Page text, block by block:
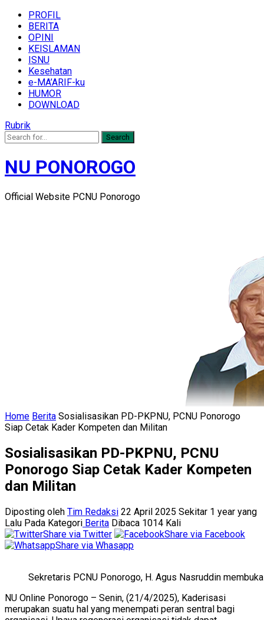
PROFIL
BERITA
OPINI
KEISLAMAN
ISNU
Kesehatan
e-MA’ARIF-ku
HUMOR
DOWNLOAD
Rubrik
Search
NU PONOROGO
Official Website PCNU Ponorogo
Home Berita Sosialisasikan PD-PKPNU, PCNU Ponorogo
Siap Cetak Kader Kompeten dan Militan
Sosialisasikan PD-PKPNU, PCNU
Ponorogo Siap Cetak Kader Kompeten
dan Militan
Diposting oleh Tim Redaksi 22 April 2025 Sekitar 1 year yang
Lalu Pada Kategori Berita Dibaca 1014 Kali
Share via Twitter
Share via Facebook
Share via Whasapp
Sekretaris PCNU Ponorogo, H. Agus Nasruddin
NU Online Ponorogo – Senin, (21/4/2025), Kaderisasi
merupakan suatu hal yang menempati peran sentral bagi